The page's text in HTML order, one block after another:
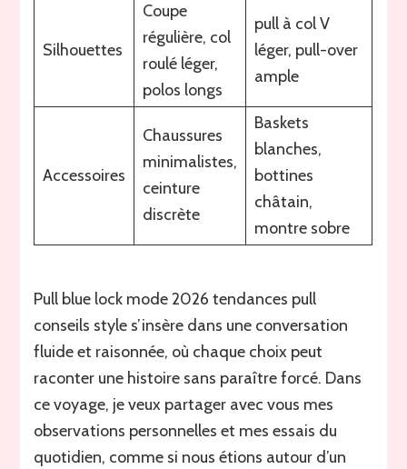
Silhouettes
Coupe
régulière, col
roulé léger,
polos longs
pull à col V
léger, pull-over
ample
Accessoires
Chaussures
minimalistes,
ceinture
discrète
Baskets
blanches,
bottines
châtain,
montre sobre
Pull blue lock mode 2026 tendances pull
conseils style s’insère dans une conversation
fluide et raisonnée, où chaque choix peut
raconter une histoire sans paraître forcé. Dans
ce voyage, je veux partager avec vous mes
observations personnelles et mes essais du
quotidien, comme si nous étions autour d’un